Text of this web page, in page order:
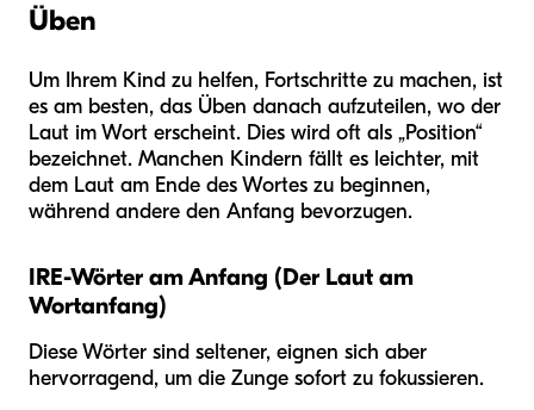
Üben
Um Ihrem Kind zu helfen, Fortschritte zu machen, ist
es am besten, das Üben danach aufzuteilen, wo der
Laut im Wort erscheint. Dies wird oft als „Position“
bezeichnet. Manchen Kindern fällt es leichter, mit
dem Laut am Ende des Wortes zu beginnen,
während andere den Anfang bevorzugen.
IRE-Wörter am Anfang (Der Laut am
Wortanfang)
Diese Wörter sind seltener, eignen sich aber
hervorragend, um die Zunge sofort zu fokussieren.